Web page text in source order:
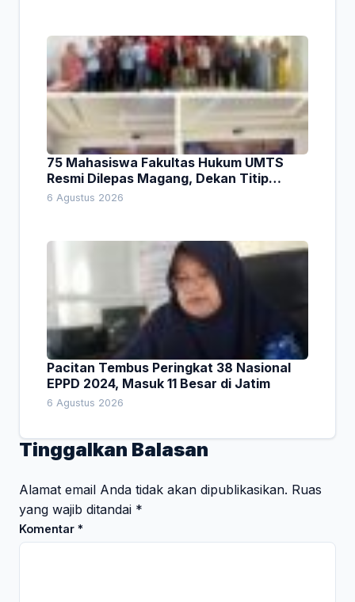
75 Mahasiswa Fakultas Hukum UMTS
Resmi Dilepas Magang, Dekan Titip
Empat Pesan Penting
6 Agustus 2026
Pacitan Tembus Peringkat 38 Nasional
EPPD 2024, Masuk 11 Besar di Jatim
6 Agustus 2026
Tinggalkan Balasan
Alamat email Anda tidak akan dipublikasikan. Ruas
yang wajib ditandai *
Komentar *